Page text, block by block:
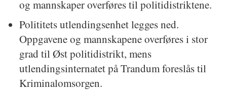
og mannskaper overføres til politidistriktene.
Polititets utlendingsenhet legges ned.
Oppgavene og mannskapene overføres i stor
grad til Øst politidistrikt, mens
utlendingsinternatet på Trandum foreslås til
Kriminalomsorgen.